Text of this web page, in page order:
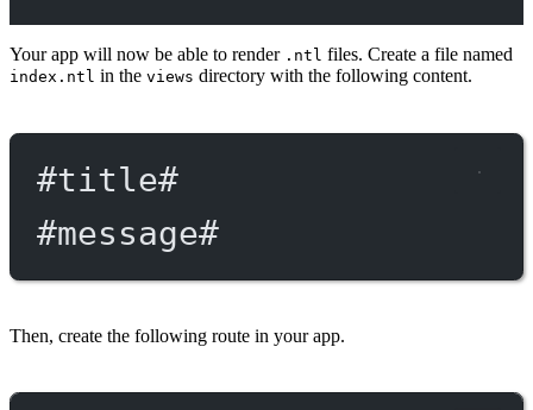
Your app will now be able to render .ntl files. Create a file named
index.ntl in the views directory with the following content.
#title#
#message#
Then, create the following route in your app.